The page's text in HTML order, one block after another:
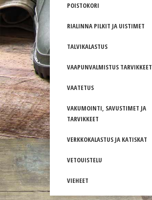
POISTOKORI
RIALINNA PILKIT JA UISTIMET
TALVIKALASTUS
VAAPUNVALMISTUS TARVIKKEET
VAATETUS
VAKUMOINTI, SAVUSTIMET JA
TARVIKKEET
VERKKOKALASTUS JA KATISKAT
VETOUISTELU
VIEHEET